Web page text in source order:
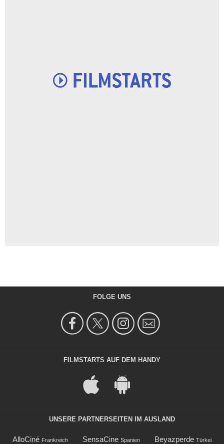
FOLGE UNS
FILMSTARTS AUF DEM HANDY
UNSERE PARTNERSEITEN IM AUSLAND
AlloCiné Frankreich SensaCine Spanien Beyazperde Türkei